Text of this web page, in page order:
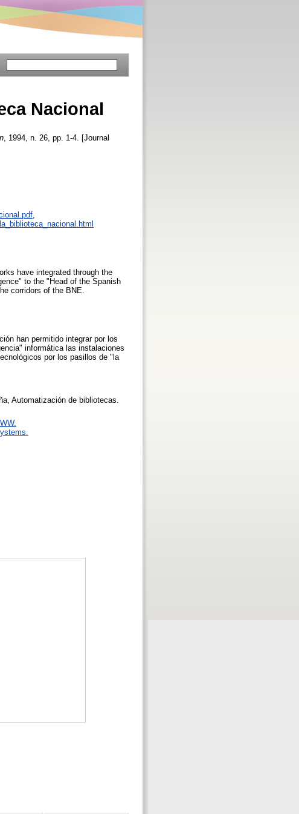
Nacional
, 1994, n. 26, pp. 1-4. [Journal
have integrated through the
to the "Head of the Spanish
corridors of the BNE.
han permitido integrar por los
informática las instalaciones
por los pasillos de "la
Automatización de bibliotecas.